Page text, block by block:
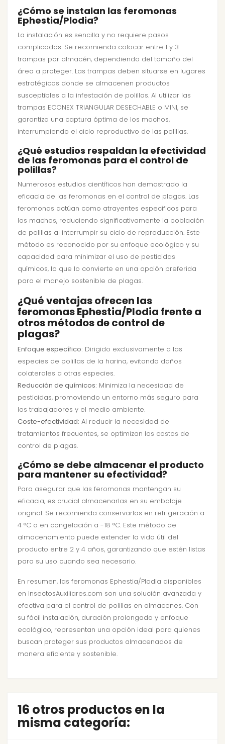
¿Cómo se instalan las feromonas
Ephestia/Plodia?
La instalación es sencilla y no requiere pasos
complicados. Se recomienda colocar entre 1 y 3
trampas por almacén, dependiendo del tamaño del
área a proteger. Las trampas deben situarse en lugares
estratégicos donde se almacenen productos
susceptibles a la infestación de polillas. Al utilizar las
trampas ECONEX TRIANGULAR DESECHABLE o MINI, se
garantiza una captura óptima de los machos,
interrumpiendo el ciclo reproductivo de las polillas.
¿Qué estudios respaldan la efectividad
de las feromonas para el control de
polillas?
Numerosos estudios científicos han demostrado la
eficacia de las feromonas en el control de plagas. Las
feromonas actúan como atrayentes específicos para
los machos, reduciendo significativamente la población
de polillas al interrumpir su ciclo de reproducción. Este
método es reconocido por su enfoque ecológico y su
capacidad para minimizar el uso de pesticidas
químicos, lo que lo convierte en una opción preferida
para el manejo sostenible de plagas.
¿Qué ventajas ofrecen las
feromonas Ephestia/Plodia frente a
otros métodos de control de
plagas?
Enfoque específico: Dirigido exclusivamente a las
especies de polillas de la harina, evitando daños
colaterales a otras especies.
Reducción de químicos: Minimiza la necesidad de
pesticidas, promoviendo un entorno más seguro para
los trabajadores y el medio ambiente.
Coste-efectividad: Al reducir la necesidad de
tratamientos frecuentes, se optimizan los costos de
control de plagas.
¿Cómo se debe almacenar el producto
para mantener su efectividad?
Para asegurar que las feromonas mantengan su
eficacia, es crucial almacenarlas en su embalaje
original. Se recomienda conservarlas en refrigeración a
4 °C o en congelación a -18 °C. Este método de
almacenamiento puede extender la vida útil del
producto entre 2 y 4 años, garantizando que estén listas
para su uso cuando sea necesario.
En resumen, las feromonas Ephestia/Plodia disponibles
en InsectosAuxiliares.com son una solución avanzada y
efectiva para el control de polillas en almacenes. Con
su fácil instalación, duración prolongada y enfoque
ecológico, representan una opción ideal para quienes
buscan proteger sus productos almacenados de
manera eficiente y sostenible.
16 otros productos en la
misma categoría: